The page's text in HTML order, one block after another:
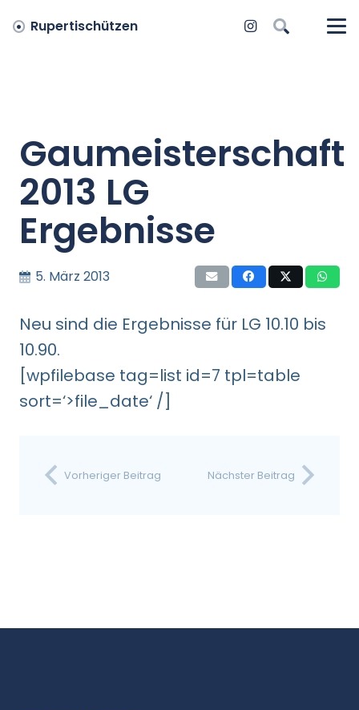
Rupertischützen
Gaumeisterschaft
2013 LG
Ergebnisse
5. März 2013
Neu sind die Ergebnisse für LG 10.10 bis
10.90.
[wpfilebase tag=list id=7 tpl=table
sort=‘>file_date‘ /]
Vorheriger Beitrag Nächster Beitrag